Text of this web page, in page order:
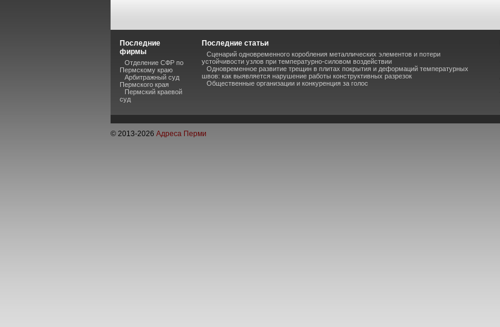
Последние
фирмы
Отделение СФР по
Пермскому краю
Арбитражный суд
Пермского края
Пермский краевой
суд
Последние статьи
Сценарий одновременного коробления металлических элементов и потери
устойчивости узлов при температурно-силовом воздействии
Одновременное развитие трещин в плитах покрытия и деформаций температурных
швов: как выявляется нарушение работы конструктивных разрезок
Общественные организации и конкуренция за голос
© 2013-2026 Адреса Перми